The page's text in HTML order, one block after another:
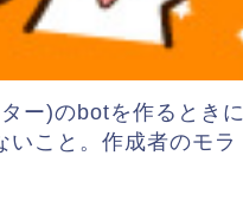
ー)のbotを作るときに
いこと。作成者のモラ